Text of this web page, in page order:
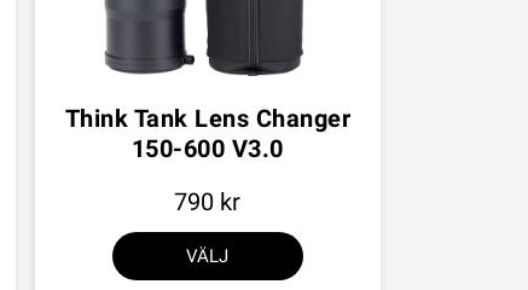
Think Tank Lens Changer
150-600 V3.0
790
VÄLJ